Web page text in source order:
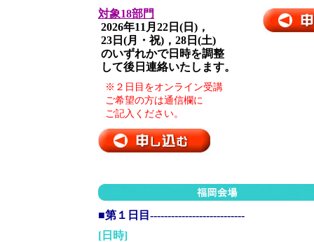
対象18部門
2026年11月22日(日)，
23日(月・祝)，28日(土)
のいずれかで日時を調整
して後日連絡いたします。
※２日目をオンライン受講
ご希望の方は通信欄に
ご記入ください。
■第１日目---------------------------
[日時]